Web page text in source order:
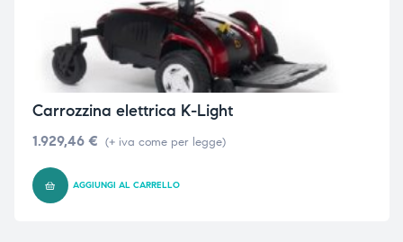
Carrozzina elettrica K-Light
1.929,46 € (+ iva come per legge)
AGGIUNGI AL CARRELLO